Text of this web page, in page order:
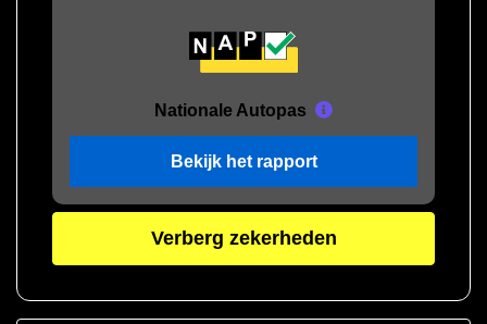
Nationale Autopas
Bekijk het rapport
Verberg zekerheden